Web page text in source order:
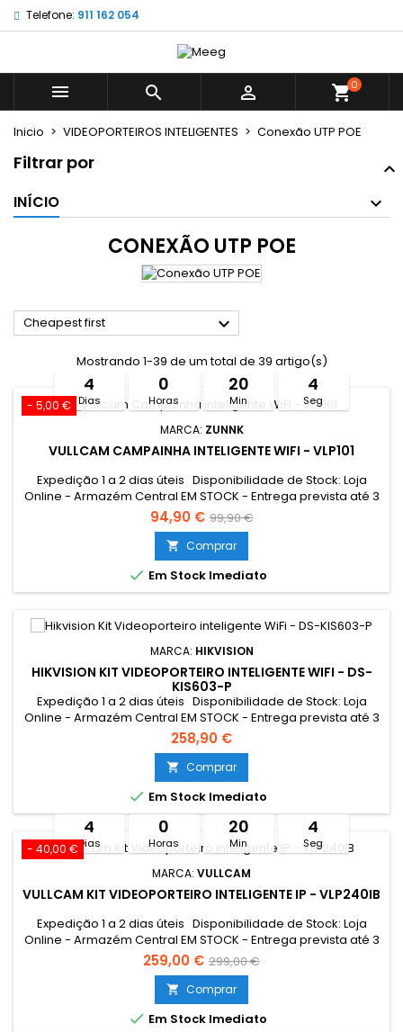
Telefone: 911 162 054
   shopping_cart0
Inicio VIDEOPORTEIROS INTELIGENTES Conexão UTP POE
Filtrar por
INÍCIO
CONEXÃO UTP POE
Cheapest first 
Mostrando 1-39 de um total de 39 artigo(s)
- 5,00 €
4
Dias
0
Horas
20
Min
4
Seg
MARCA: ZUNNK
VULLCAM CAMPAINHA INTELIGENTE WIFI - VLP101
Expedição 1 a 2 dias úteis Disponibilidade de Stock: Loja
Online - Armazém Central EM STOCK - Entrega prevista até 3
dias úteis Loja Braga - Rua António Fernandes Ferreira
Gomes EM STOCK Limitado ao stock existenteCampanha
válida entre 27/07 a 11/08/2026
94,90 € 99,90 €
 Comprar
 Em Stock Imediato
MARCA: HIKVISION
HIKVISION KIT VIDEOPORTEIRO INTELIGENTE WIFI - DS-
KIS603-P
Expedição 1 a 2 dias úteis Disponibilidade de Stock: Loja
Online - Armazém Central EM STOCK - Entrega prevista até 3
dias úteis Loja Braga - Rua António Fernandes Ferreira
Gomes EM STOCK Resumo: *Conexão Monitor e
Intercomunicador Exterior: Cabo UTP POE Tocaram à
campainha quando não estava em casa? A encomenda
não foi entregue pelo...
258,90 €
 Comprar
 Em Stock Imediato
- 40,00 €
4
Dias
0
Horas
20
Min
4
Seg
MARCA: VULLCAM
VULLCAM KIT VIDEOPORTEIRO INTELIGENTE IP - VLP240IB
Expedição 1 a 2 dias úteis Disponibilidade de Stock: Loja
Online - Armazém Central EM STOCK - Entrega prevista até 3
dias úteis Loja Braga - Rua António Fernandes Ferreira
Gomes EM STOCK Limitado ao stock existente Resumo:
*Conexão Monitor e Intercomunicador Exterior: 2 FIOS
Tocaram à campainha quando não estava em casa? A...
259,00 € 299,00 €
 Comprar
 Em Stock Imediato
My wishlists ×
add_circle_outlineCreate new list
((modalTitle)) ×
((confirmMessage))
((cancelText)) ((modalDeleteText))
((title)) ×
((label))
Entrar ×
É necessário ter sessão iniciada para guardar
produtos na sua lista de desejos.